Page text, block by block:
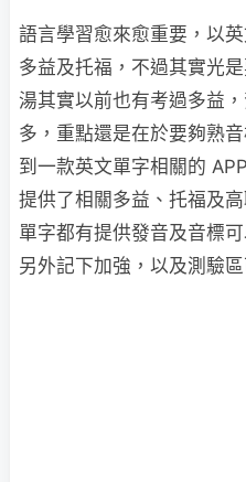
語言學習愈來愈重要，以
多益及托福，不過其實光
湯其實以前也有考過多益
多，重點還是在於要夠熟
到一款英文單字相關的
提供了相關多益、托福及
單字都有提供發音及音標
另外記下加強，以及測驗